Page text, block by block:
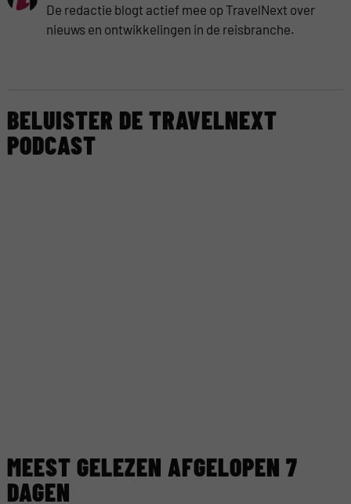
De redactie blogt actief mee op TravelNext over
nieuws en ontwikkelingen in de reisbranche.
BELUISTER DE TRAVELNEXT
PODCAST
MEEST GELEZEN AFGELOPEN 7
DAGEN